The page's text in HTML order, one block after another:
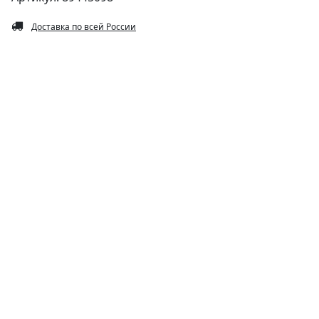
Доставка по всей России